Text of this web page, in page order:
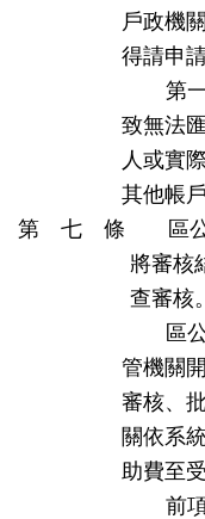
戶政機
得請申
第
致無法
人或實
其他帳戶
第 七 條 區公所
將審核
查審核。
區
管機關
審核、
關依系
助費至
前